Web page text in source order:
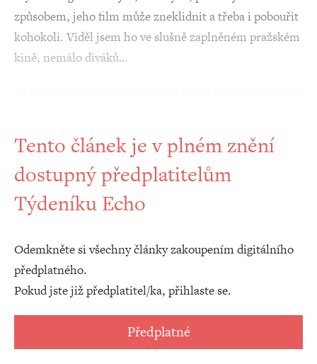
způsobem, jeho film může zneklidnit a třeba i pobouřit
kohokoli. Viděl jsem ho ve slušně zaplněném pražském
kině, nemálo diváků…
Tento článek je v plném znění
dostupný předplatitelům
Týdeníku Echo
Odemkněte si všechny články zakoupením digitálního
předplatného.
Pokud jste již předplatitel/ka, přihlaste se.
Předplatné